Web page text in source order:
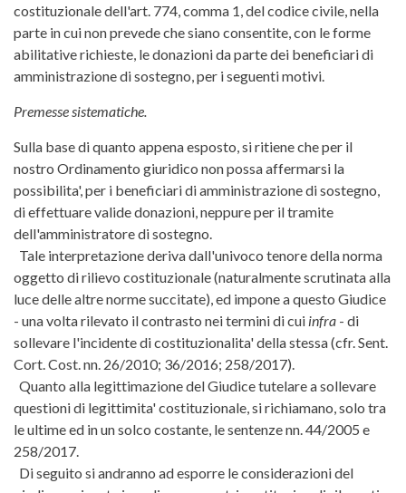
costituzionale dell'art. 774, comma 1, del codice civile, nella
parte in cui non prevede che siano consentite, con le forme
abilitative richieste, le donazioni da parte dei beneficiari di
amministrazione di sostegno, per i seguenti motivi.
Premesse sistematiche.
Sulla base di quanto appena esposto, si ritiene che per il
nostro Ordinamento giuridico non possa affermarsi la
possibilita', per i beneficiari di amministrazione di sostegno,
di effettuare valide donazioni, neppure per il tramite
dell'amministratore di sostegno.
Tale interpretazione deriva dall'univoco tenore della norma
oggetto di rilievo costituzionale (naturalmente scrutinata alla
luce delle altre norme succitate), ed impone a questo Giudice
- una volta rilevato il contrasto nei termini di cui infra - di
sollevare l'incidente di costituzionalita' della stessa (cfr. Sent.
Cort. Cost. nn. 26/2010; 36/2016; 258/2017).
Quanto alla legittimazione del Giudice tutelare a sollevare
questioni di legittimita' costituzionale, si richiamano, solo tra
le ultime ed in un solco costante, le sentenze nn. 44/2005 e
258/2017.
Di seguito si andranno ad esporre le considerazioni del